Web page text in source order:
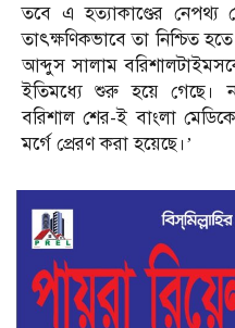
তবে এ হত্যাকাণ্ডের
তাৎক্ষণিকভাবে তা নিশ্চিত
আব্দুস সালাম
ইতিমধ্যে শুরু হয়ে গেছে।
বরিশাল শের-ই বাংলা
মর্গে প্রেরণ করা হয়েছে।’